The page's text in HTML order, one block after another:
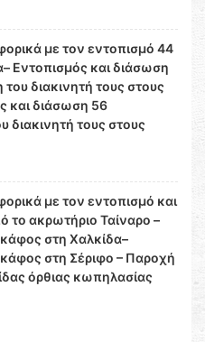
με τον εντοπισμό 44
Εντοπισμός και διάσωση
διακινητή τους στους
και διάσωση 56
τους στους
με τον εντοπισμό και
ακρωτήριο Ταίναρο –
στη Χαλκίδα–
στη Σέριφο – Παροχή
όρθιας κωπηλασίας